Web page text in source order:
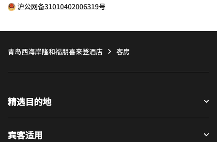
沪公网备31010402006319号
青岛西海岸隆和福朋喜来登酒店 客房
精选目的地
宾客适用